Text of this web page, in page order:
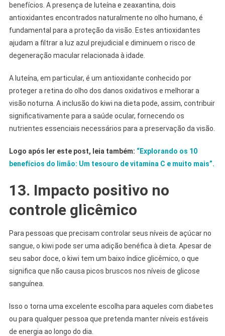
benefícios. A presença de luteína e zeaxantina, dois
antioxidantes encontrados naturalmente no olho humano, é
fundamental para a proteção da visão. Estes antioxidantes
ajudam a filtrar a luz azul prejudicial e diminuem o risco de
degeneração macular relacionada à idade.
A luteína, em particular, é um antioxidante conhecido por
proteger a retina do olho dos danos oxidativos e melhorar a
visão noturna. A inclusão do kiwi na dieta pode, assim, contribuir
significativamente para a saúde ocular, fornecendo os
nutrientes essenciais necessários para a preservação da visão.
Logo após ler este post, leia também: “Explorando os 10
benefícios do limão: Um tesouro de vitamina C e muito mais”.
13. Impacto positivo no
controle glicêmico
Para pessoas que precisam controlar seus níveis de açúcar no
sangue, o kiwi pode ser uma adição benéfica à dieta. Apesar de
seu sabor doce, o kiwi tem um baixo índice glicêmico, o que
significa que não causa picos bruscos nos níveis de glicose
sanguínea.
Isso o torna uma excelente escolha para aqueles com diabetes
ou para qualquer pessoa que pretenda manter níveis estáveis
de energia ao longo do dia.